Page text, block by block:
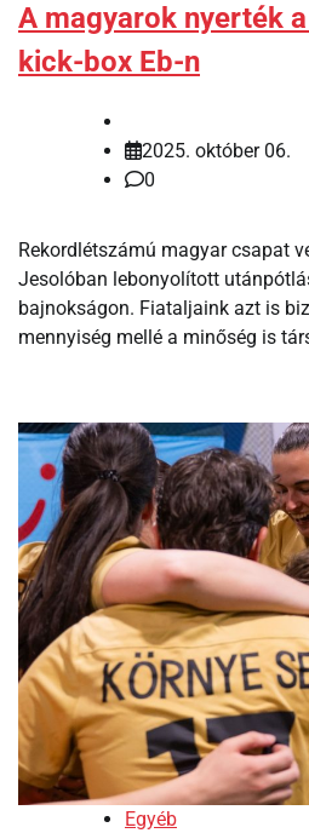
A magyarok nyerték
kick-box Eb-n
2025. október 06.
0
Rekordlétszámú magyar csapat
Jesolóban lebonyolított
bajnokságon. Fiataljaink azt is
mennyiség mellé a minőség is
Egyéb